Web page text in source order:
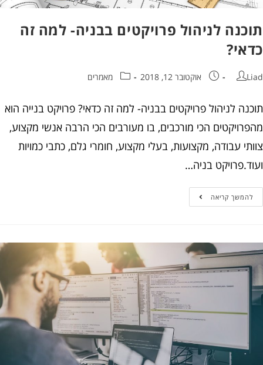
לניהול פרויקטים בבניה- למה זה
אוקטובר 12, 2018 מאמרים
לניהול פרויקטים בבניה- למה זה כדאי? פרויקט בנייה הוא
הכי מורכבים, בו מעורבים הכי הרבה אנשי מקצוע,
עבודה, מקצועות, בעלי מקצוע, חומרי גלם, כתבי כמויות
בניה…
קריאה